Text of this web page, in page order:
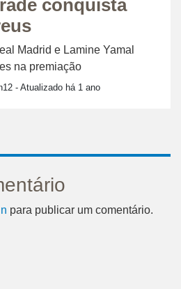
conquista
Madrid e Lamine Yamal
na premiação
- Atualizado há 1 ano
para publicar um comentário.